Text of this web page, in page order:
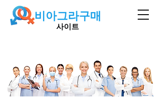
비아그라구매
사이트